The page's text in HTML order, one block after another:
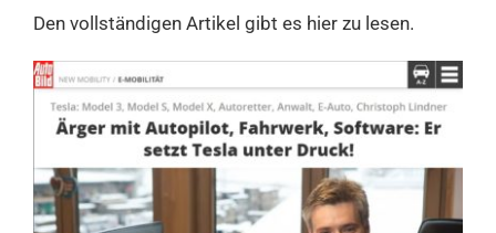
Den vollständigen Artikel gibt es hier zu lesen.